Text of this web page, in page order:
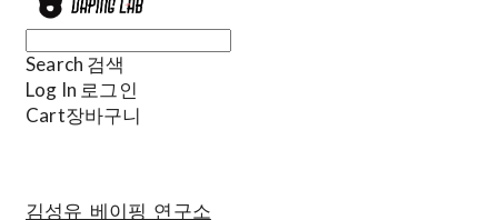
Search 검색
Log In 로그인
Cart장바구니
김성유 베이핑 연구소